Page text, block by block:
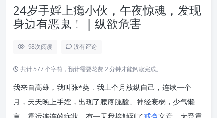
24岁手婬上瘾小伙，午夜惊魂，发现
身边有恶鬼！ | 纵欲危害
98次阅读 没有评论
共计 577 个字符，预计需要花费 2 分钟才能阅读完成。
我来自高雄，我叫张*葵，我上个月放纵自己，连续一个
月，天天晚上手婬，出现了腰疼腿酸、神经衰弱，少气懒
言，霉运连连的症状，有一天我接触到了戒色文章，大受震